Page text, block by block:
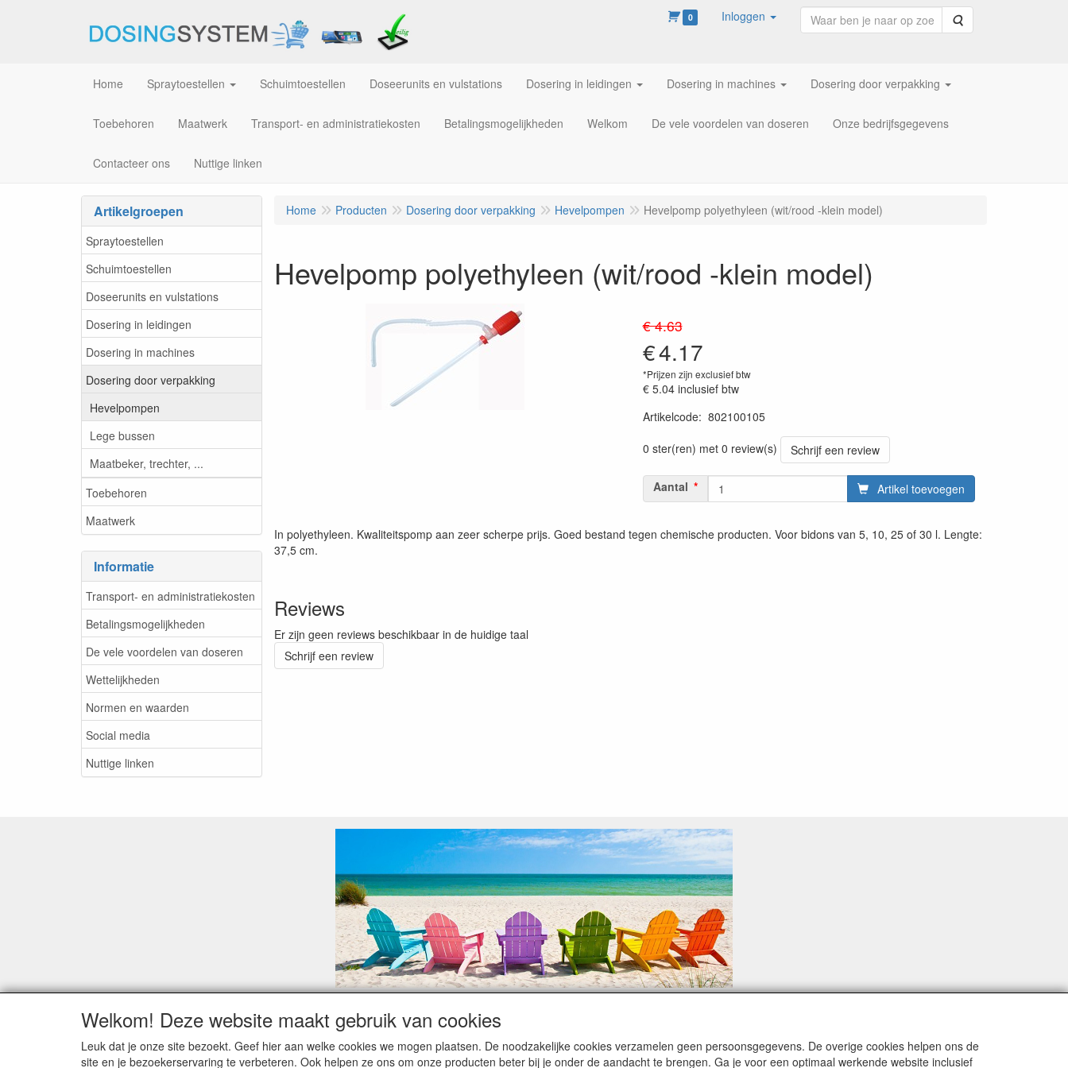
0 Inloggen Zoeken
Home Spraytoestellen Schuimtoestellen Doseerunits en vulstations Dosering in leidingen Dosering in machines Dosering door verpakking
Toebehoren Maatwerk Transport- en administratiekosten Betalingsmogelijkheden Welkom De vele voordelen van doseren Onze bedrijfsgegevens
Contacteer ons Nuttige linken
Artikelgroepen
Spraytoestellen
Schuimtoestellen
Doseerunits en vulstations
Dosering in leidingen
Dosering in machines
Dosering door verpakking
Hevelpompen
Lege bussen
Maatbeker, trechter, ...
Toebehoren
Maatwerk
Informatie
Transport- en administratiekosten
Betalingsmogelijkheden
De vele voordelen van doseren
Wettelijkheden
Normen en waarden
Social media
Nuttige linken
Home Producten Dosering door verpakking Hevelpompen Hevelpomp polyethyleen (wit/rood -klein model)
Hevelpomp polyethyleen (wit/rood -klein model)
€ 4.63
€4.17
*Prijzen zijn exclusief btw
€ 5.04 inclusief btw
Artikelcode: 802100105
0 ster(ren) met 0 review(s)
Schrijf een review
Aantal Artikel toevoegen
In polyethyleen. Kwaliteitspomp aan zeer scherpe prijs. Goed bestand tegen chemische producten. Voor bidons van 5, 10, 25 of 30 l. Lengte:
37,5 cm.
Reviews
Er zijn geen reviews beschikbaar in de huidige taal
Schrijf een review
Geachte klant,
Zoals elk jaar zorgt de verlofperiode, naast een hoop heugelijke momenten van feest en rust, ook de traditionele leveringsproblemen.
Sommige fabrikanten sluiten of werken met een vakantiebezetting.
Welkom! Deze website maakt gebruik van cookies
Leuk dat je onze site bezoekt. Geef hier aan welke cookies we mogen plaatsen. De noodzakelijke cookies verzamelen geen persoonsgegevens. De overige cookies helpen ons de
site en je bezoekerservaring te verbeteren. Ook helpen ze ons om onze producten beter bij je onder de aandacht te brengen. Ga je voor een optimaal werkende website inclusief